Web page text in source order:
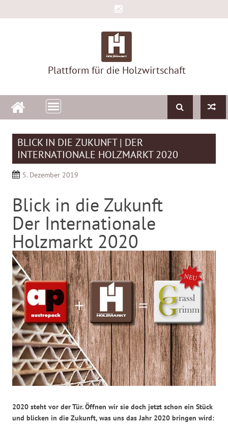
to
Plattform für die Holzwirtschaft
BLICK IN DIE ZUKUNFT | DER
INTERNATIONALE HOLZMARKT 2020
5. Dezember 2019
Blick in die Zukunft
Der Internationale
Holzmarkt 2020
2020 steht vor der Tür. Öffnen wir sie doch jetzt schon ein Stück
und blicken in die Zukunft, was uns das Jahr 2020 bringen wird: